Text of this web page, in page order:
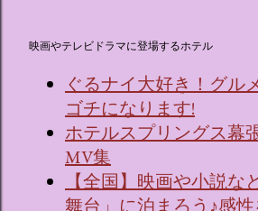
映画やテレビドラマに登場するホテル
ぐるナイ大好き！グル
ゴチになります!
ホテルスプリングス幕
MV集
【全国】映画や小説な
舞台」に泊まろう♪感